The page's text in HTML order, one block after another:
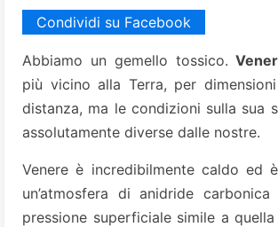
Condividi su Facebook
Abbiamo un gemello tossico.
più vicino alla Terra, per
distanza, ma le condizioni sulla sua
assolutamente diverse dalle nostre.
Venere è incredibilmente caldo ed
un’atmosfera di anidride
pressione superficiale simile a